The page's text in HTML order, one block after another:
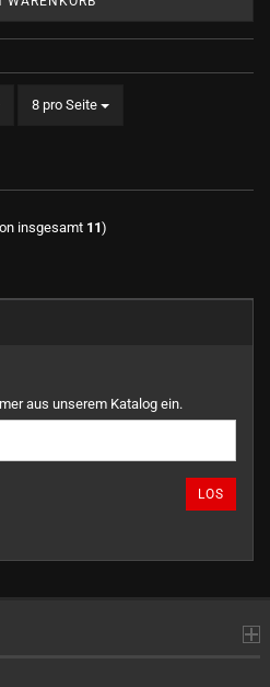
8 pro Seite
pro Seite
insgesamt 11)
aus unserem Katalog ein.
LOS